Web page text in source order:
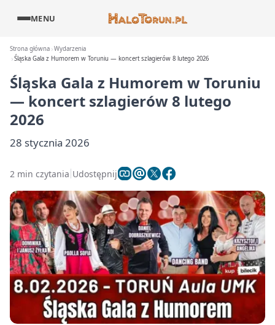
MENU
Strona główna Wydarzenia
Śląska Gala z Humorem w Toruniu — koncert szlagierów 8 lutego 2026
Śląska Gala z Humorem w Toruniu
— koncert szlagierów 8 lutego
2026
28 stycznia 2026
2 min czytania Udostępnij